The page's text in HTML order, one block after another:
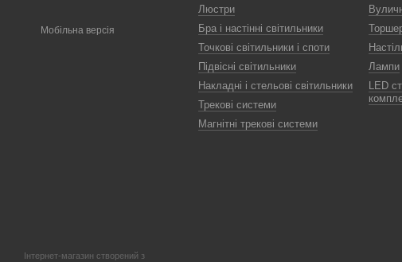
Мобільна версія
Інтернет-магазин створений з
Люстри
Бра і настінні світильники
Точкові світильники і споти
Підвісні світильники
Накладні і стельові світильники
Трекові системи
Магнітні трекові системи
Лампи
LED